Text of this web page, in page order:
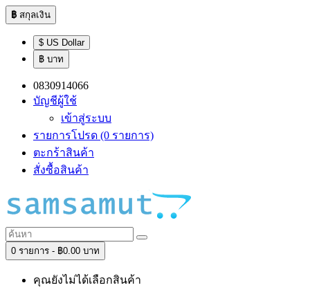
฿ สกุลเงิน
$ US Dollar
฿ บาท
0830914066
บัญชีผู้ใช้
เข้าสู่ระบบ
รายการโปรด (0 รายการ)
ตะกร้าสินค้า
สั่งซื้อสินค้า
0 รายการ - ฿0.00 บาท
คุณยังไม่ได้เลือกสินค้า